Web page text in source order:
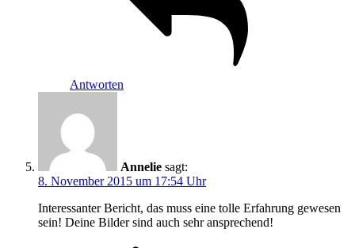
Antworten
Annelie sagt:
8. November 2015 um 17:54 Uhr
Interessanter Bericht, das muss eine tolle Erfahrung gewesen
sein! Deine Bilder sind auch sehr ansprechend!